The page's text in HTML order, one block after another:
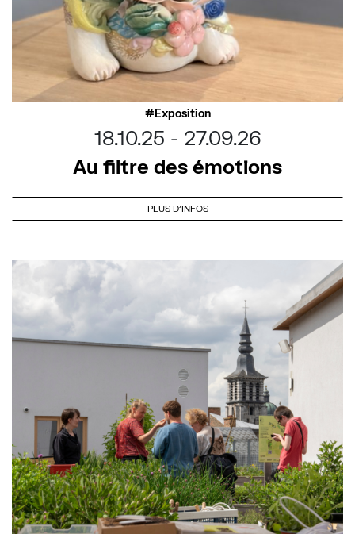
Exposition
18.10.25
27.09.26
Au filtre des émotions
PLUS D'INFOS